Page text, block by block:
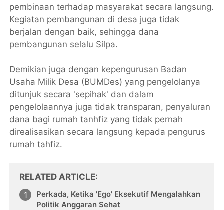
pembinaan terhadap masyarakat secara langsung.
Kegiatan pembangunan di desa juga tidak
berjalan dengan baik, sehingga dana
pembangunan selalu Silpa.
Demikian juga dengan kepengurusan Badan
Usaha Milik Desa (BUMDes) yang pengelolanya
ditunjuk secara 'sepihak' dan dalam
pengelolaannya juga tidak transparan, penyaluran
dana bagi rumah tanhfiz yang tidak pernah
direalisasikan secara langsung kepada pengurus
rumah tahfiz.
RELATED ARTICLE
Perkada, Ketika 'Ego' Eksekutif Mengalahkan
Politik Anggaran Sehat